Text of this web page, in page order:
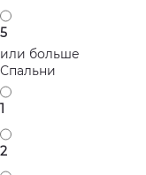
5
или больше
Спальни
1
2